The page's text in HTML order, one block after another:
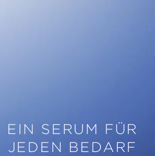
EIN SERUM FÜR
JEDEN BEDARF